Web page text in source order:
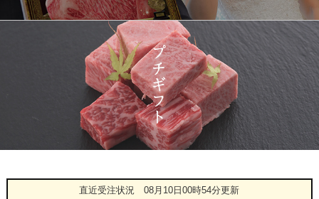
直近受注状況08月10日00時54分更新
2026-
03-14
20:55:00
大阪府
神戸牛目録 選べるセッ
ト １万円 2個セット
2026-
03-14
20:48:00
神奈川
県
[訳あり][家庭用] A5等級
神戸牛 サーロインステー
キ 200g
2026-
03-14
18:00:00
福岡県
神戸牛カタログギフト
１万円
1
08-09
18:05:00
兵庫県
肉懐石「彩」◆焼肉